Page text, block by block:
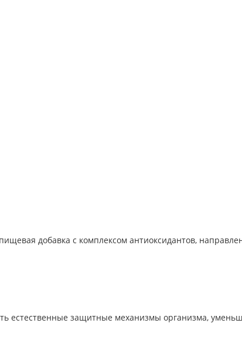
добавка с комплексом антиоксидантов,
естественные защитные механизмы организма,